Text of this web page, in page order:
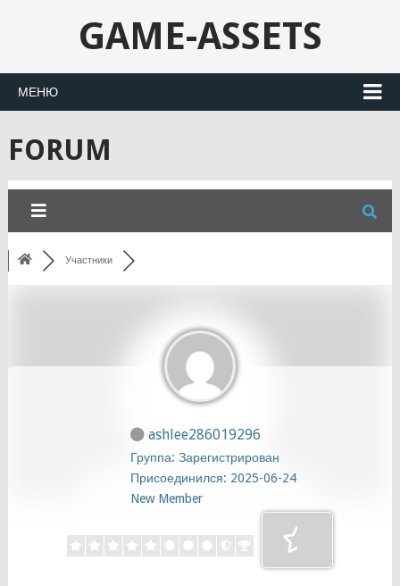
GAME-ASSETS
МЕНЮ
FORUM
Участники
ashlee286019296
Группа: Зарегистрирован
Присоединился: 2025-06-24
New Member